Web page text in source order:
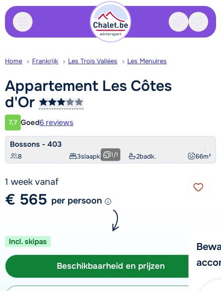
Contact
Home Frankrijk Les Trois Vallées Les Menuires
Appartement Les Côtes
d'Or
Klantwaardering
7,7 Goed6 reviews
Bossons - 403
8 3slaapk. 2badk. 66m²
1/1
1 week vanaf
€ 565 per persoon
Incl. skipas
Beschikbaarheid en prijzen